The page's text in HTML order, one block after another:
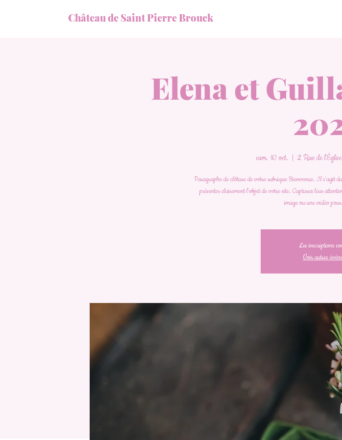
Château de Saint Pierre Brouck
Elena et
sam. 10 oct. 2 Rue de
Paragraphe de clôture de votre rubrique Bienvenue. Il s'agit
présenter clairement l'objet de votre site. Capturez leur
image ou une vidéo
Les inscriptions
Voir autres